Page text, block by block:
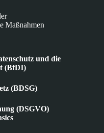
Maßnahmen
und die
(BfDI)
(BDSG)
(DSGVO)